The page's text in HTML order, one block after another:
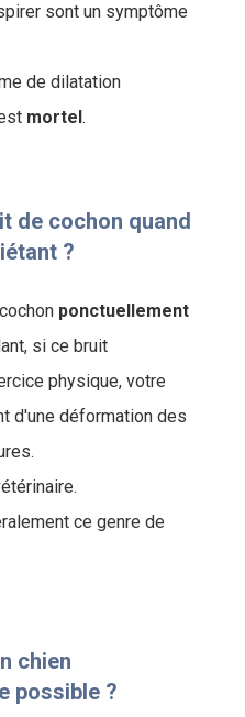
sont un symptôme
de dilatation
mortel .
de cochon quand
?
ponctuellement
si ce bruit
physique, votre
d'une déformation des
ce genre de
chien
possible ?